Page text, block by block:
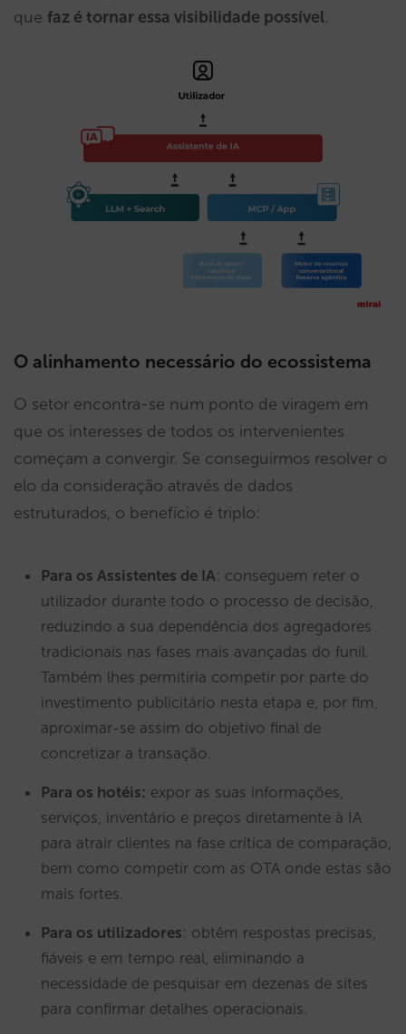
que faz é tornar essa visibilidade possível.
O alinhamento necessário do ecossistema
O setor encontra-se num ponto de viragem em
que os interesses de todos os intervenientes
começam a convergir. Se conseguirmos resolver o
elo da consideração através de dados
estruturados, o benefício é triplo:
Para os Assistentes de IA: conseguem reter o
utilizador durante todo o processo de decisão,
reduzindo a sua dependência dos agregadores
tradicionais nas fases mais avançadas do funil.
Também lhes permitiria competir por parte do
investimento publicitário nesta etapa e, por fim,
aproximar-se assim do objetivo final de
concretizar a transação.
Para os hotéis: expor as suas informações,
serviços, inventário e preços diretamente à IA
para atrair clientes na fase crítica de comparação,
bem como competir com as OTA onde estas são
mais fortes.
Para os utilizadores: obtêm respostas precisas,
fiáveis e em tempo real, eliminando a
necessidade de pesquisar em dezenas de sites
para confirmar detalhes operacionais.